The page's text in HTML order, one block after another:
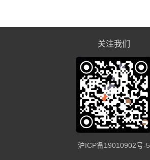
关注我们
沪ICP备19010902号-5